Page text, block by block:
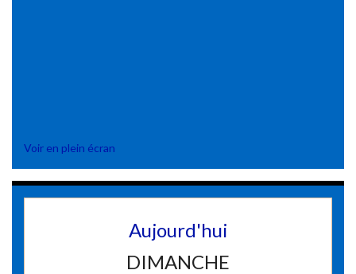
Voir en plein écran
Aujourd'hui
DIMANCHE